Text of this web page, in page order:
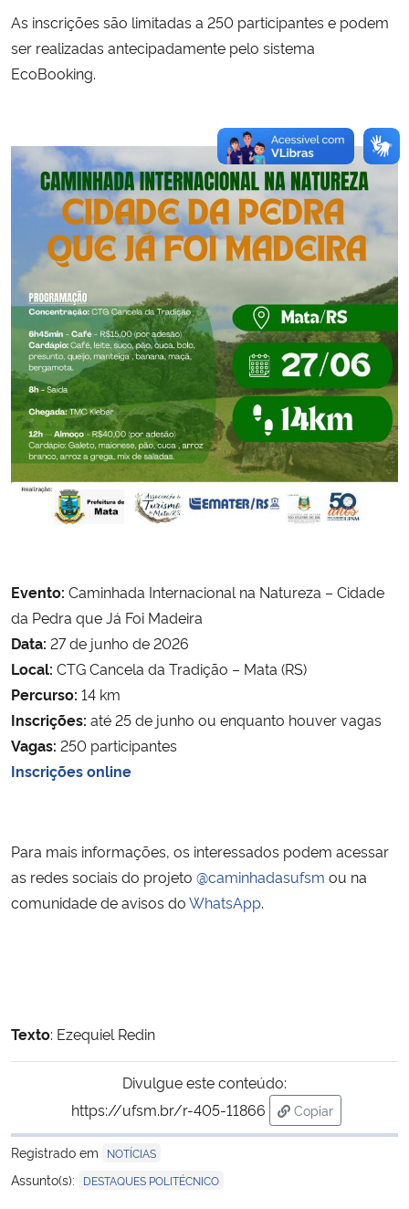
As inscrições são limitadas a 250 participantes e podem
ser realizadas antecipadamente pelo sistema
EcoBooking.
Evento: Caminhada Internacional na Natureza – Cidade
da Pedra que Já Foi Madeira
Data: 27 de junho de 2026
Local: CTG Cancela da Tradição – Mata (RS)
Percurso: 14 km
Inscrições: até 25 de junho ou enquanto houver vagas
Vagas: 250 participantes
Inscrições online
Para mais informações, os interessados podem acessar
as redes sociais do projeto @caminhadasufsm ou na
comunidade de avisos doWhatsApp.
Texto: Ezequiel Redin
Divulgue este conteúdo:
https://ufsm.br/r-405-11866
Copiar
para área de
Registrado em
NOTÍCIAS
Assunto(s): DESTAQUES POLITÉCNICO